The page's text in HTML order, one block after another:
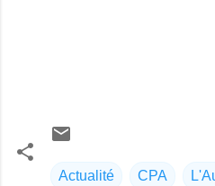
Actualité CPA